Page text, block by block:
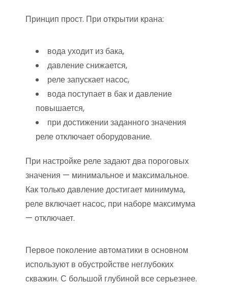
Принцип прост. При открытии крана:
вода уходит из бака,
давление снижается,
реле запускает насос,
вода поступает в бак и давление
повышается,
при достижении заданного значения
реле отключает оборудование.
При настройке реле задают два пороговых
значения — минимальное и максимальное.
Как только давление достигает минимума,
реле включает насос, при наборе максимума
— отключает.
Первое поколение автоматики в основном
используют в обустройстве неглубоких
скважин. С большой глубиной все серьезнее.